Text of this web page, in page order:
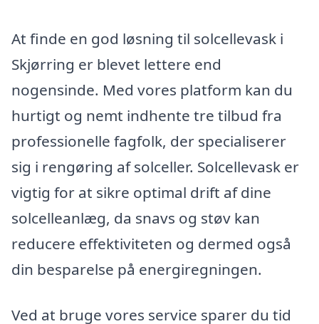
At finde en god løsning til solcellevask i
Skjørring er blevet lettere end
nogensinde. Med vores platform kan du
hurtigt og nemt indhente tre tilbud fra
professionelle fagfolk, der specialiserer
sig i rengøring af solceller. Solcellevask er
vigtig for at sikre optimal drift af dine
solcelleanlæg, da snavs og støv kan
reducere effektiviteten og dermed også
din besparelse på energiregningen.
Ved at bruge vores service sparer du tid